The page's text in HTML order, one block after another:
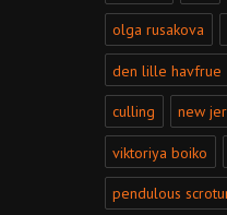
olga rusakova
den lille havfrue
culling new
viktoriya boiko
pendulous